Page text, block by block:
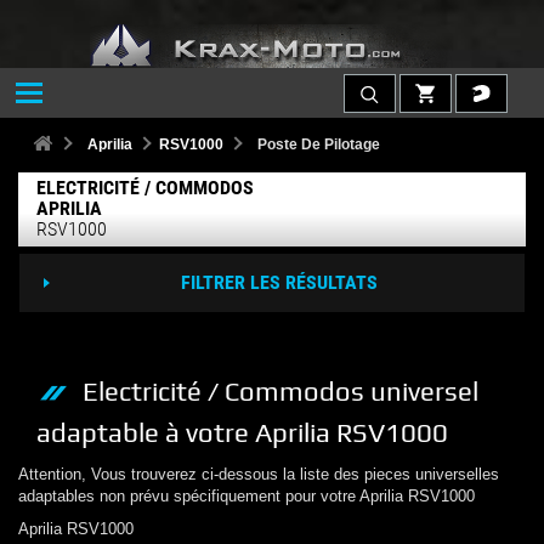
Aprilia RSV1000 Poste De Pilotage
ELECTRICITÉ / COMMODOS
APRILIA
RSV1000
FILTRER LES RÉSULTATS
Electricité / Commodos universel
adaptable à votre Aprilia RSV1000
Attention, Vous trouverez ci-dessous la liste des pieces universelles
adaptables non prévu spécifiquement pour votre Aprilia RSV1000
Aprilia RSV1000